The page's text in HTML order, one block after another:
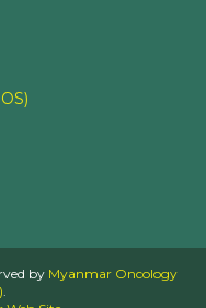
by Myanmar Oncology